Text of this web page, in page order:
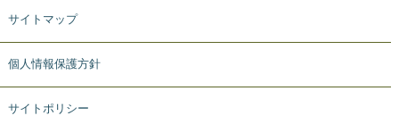
サイトマップ
個人情報保護方針
サイトポリシー